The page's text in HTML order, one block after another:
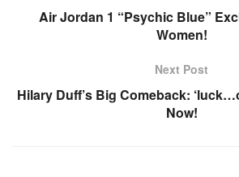
Air Jordan 1 “Psychic Blue”
Women!
Next Post
Hilary Duff’s Big Comeback:
Now!